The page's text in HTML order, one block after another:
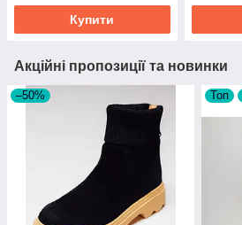
Купити
Акційні пропозиції та новинки
–50% Топ